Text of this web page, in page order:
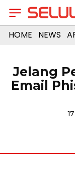
HOME NEWS
Jelang
Email